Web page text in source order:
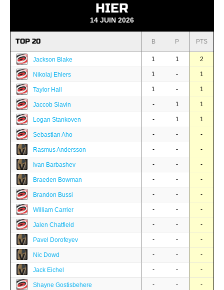
HIER
14 JUIN 2026
TOP 20 B P PTS
Jackson Blake 1 1 2
Nikolaj Ehlers 1 - 1
Taylor Hall 1 - 1
Jaccob Slavin - 1 1
Logan Stankoven - 1 1
Sebastian Aho - - -
Rasmus Andersson - - -
Ivan Barbashev - - -
Braeden Bowman - - -
Brandon Bussi - - -
William Carrier - - -
Jalen Chatfield - - -
Pavel Dorofeyev - - -
Nic Dowd - - -
Jack Eichel - - -
Shayne Gostisbehere - - -